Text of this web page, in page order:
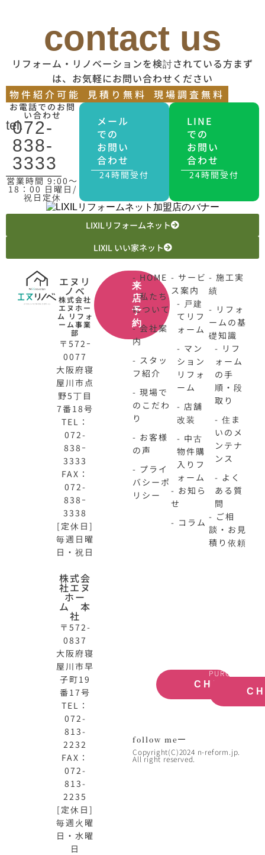
contact us
リフォーム・リノベーションを検討されている方まず
は、お気軽にお問い合わせください
物件紹介可能
見積り無料 現場調査無料
お電話でのお問
い合わせ
tel.
072-
838-
3333
営業時間 9:00〜
18：00 日曜日/
祝日定休
メール
での
お問い
合わせ
24時間受付
LINE
での
お問い
合わせ
24時間受付
LIXILリフォームネット
LIXIL いい家ネット
エヌリ
ノベ
株式会社
エヌホー
ム リフォ
ーム事業
部
〒572ｰ
0077
大阪府寝
屋川市点
野5丁目
7番18号
TEL：
072-
838ｰ
3333
FAX：
072-
838ｰ
3338
[定休日]
毎週日曜
日・祝日
株式会
社エヌ
ホー
ム 本
社
〒572-
0837
大阪府寝
屋川市早
子町19
番17号
TEL：
072-
813-
2232
FAX：
072-
813-
2235
[定休日]
毎週火曜
日・水曜
日
来
店
予
約
- HOME
- 私たち
について
- 会社案
内
- スタッ
フ紹介
- 現場で
のこだわ
り
- お客様
の声
- プライ
バシーポ
リシー
- サービ
ス案内
- 戸建
てリフ
ォーム
- マン
ション
リフォ
ーム
- 店舗
改装
- 中古
物件購
入りフ
ォーム
- お知ら
せ
- コラム
- 施工実
績
- リフォ
ームの基
礎知識
- リフ
ォーム
の手
順・段
取り
- 住ま
いのメ
ンテナ
ンス
- よく
ある質
問
- ご相
談・お見
積り依頼
CHECK
PURCHASE
follow me
Copyright(C)2024 n-reform.jp.
All right reserved.